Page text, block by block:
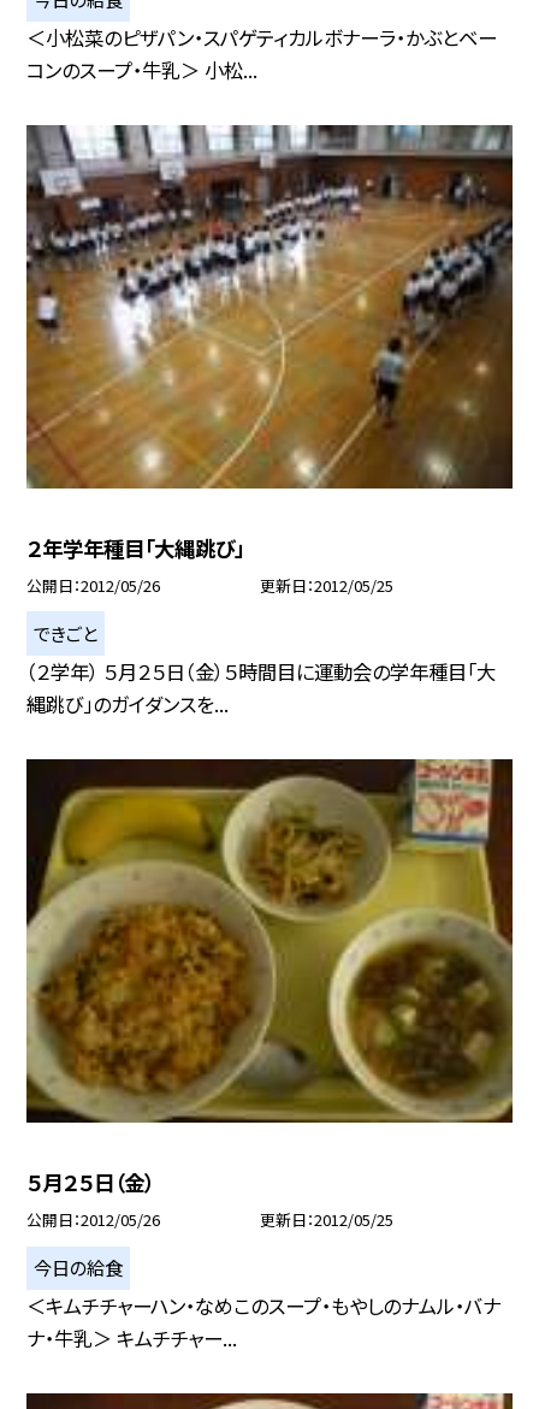
＜小松菜のピザパン・スパゲティカルボナーラ・かぶとベー
コンのスープ・牛乳＞ 小松...
２年学年種目「大縄跳び」
公開日 2012/05/26 更新日 2012/05/25
できごと
（２学年） ５月２５日（金）５時間目に運動会の学年種目「大
縄跳び」のガイダンスを...
５月２５日（金）
公開日 2012/05/26 更新日 2012/05/25
今日の給食
＜キムチチャーハン・なめこのスープ・もやしのナムル・バナ
ナ・牛乳＞ キムチチャー...